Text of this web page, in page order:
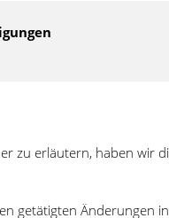
zu erläutern, haben wir
getätigten Änderungen